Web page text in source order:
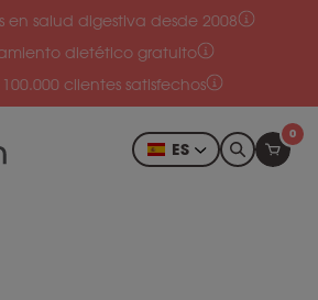
en salud digestiva desde 2008
dietético gratuito
clientes satisfechos
ES
0